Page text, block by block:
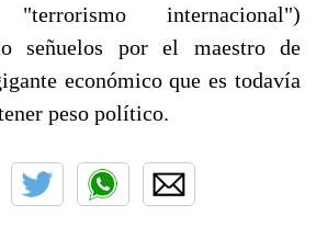
internacional")
señuelos por el maestro de
económico que es todavía
peso político.